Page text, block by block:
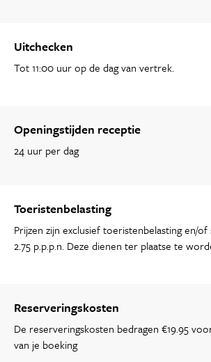
Uitchecken
Tot 11:00 uur op de dag van vertrek.
Openingstijden receptie
24 uur per dag
Toeristenbelasting
Prijzen zijn exclusief toeristenbelasting en/
2.75 p.p.p.n. Deze dienen ter plaatse te
Reserveringskosten
De reserveringskosten bedragen €19.95
van je boeking